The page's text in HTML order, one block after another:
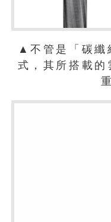
▲不管是「碳纖
式，其所搭載的